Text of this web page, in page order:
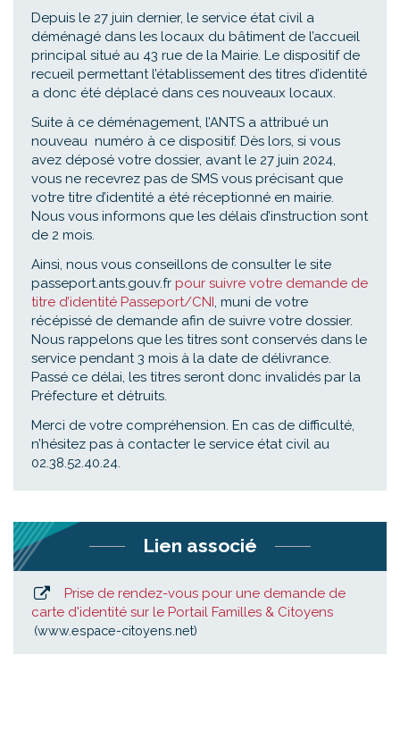
Depuis le 27 juin dernier, le service état civil a
déménagé dans les locaux du bâtiment de l’accueil
principal situé au 43 rue de la Mairie. Le dispositif de
recueil permettant l’établissement des titres d’identité
a donc été déplacé dans ces nouveaux locaux.
Suite à ce déménagement, l’ANTS a attribué un
nouveau numéro à ce dispositif. Dès lors, si vous
avez déposé votre dossier, avant le 27 juin 2024,
vous ne recevrez pas de SMS vous précisant que
votre titre d’identité a été réceptionné en mairie.
Nous vous informons que les délais d’instruction sont
de 2 mois.
Ainsi, nous vous conseillons de consulter le site
passeport.ants.gouv.fr pour suivre votre demande de
titre d’identité Passeport/CNI, muni de votre
récépissé de demande afin de suivre votre dossier.
Nous rappelons que les titres sont conservés dans le
service pendant 3 mois à la date de délivrance.
Passé ce délai, les titres seront donc invalidés par la
Préfecture et détruits.
Merci de votre compréhension. En cas de difficulté,
n’hésitez pas à contacter le service état civil au
02.38.52.40.24.
Lien associé
Prise de rendez-vous pour une demande de
carte d'identité sur le Portail Familles & Citoyens
www.espace-citoyens.net